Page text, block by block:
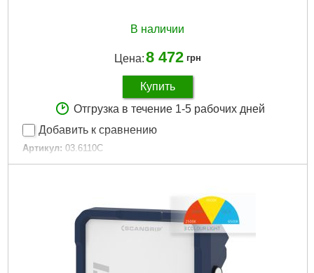
В наличии
Цена:8 472 грн
Купить
Отгрузка в течение 1-5 рабочих дней
Добавить к сравнению
Артикул: 03.6110C
Код товара: 27.30.29